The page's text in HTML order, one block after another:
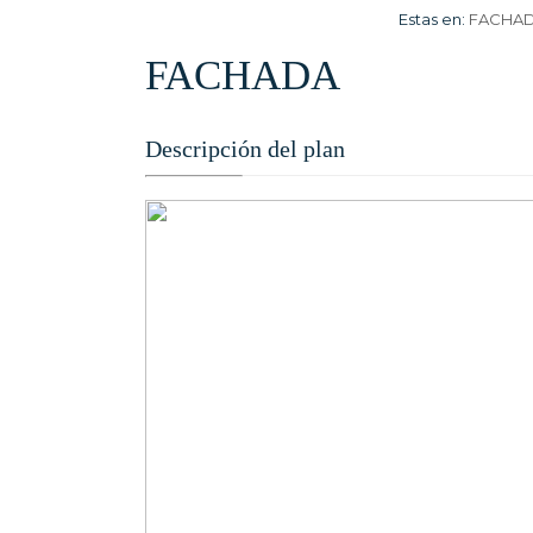
Estas en:
FACHADA
Descripción del plan